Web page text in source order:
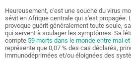
Heureusement, c'est une souche du virus
sévit en Afrique centrale qui s'est propagée.
provoque guérit généralement toute seule,
qui servent à soulager les symptômes. Sa
compte 59 morts dans le monde entre mai
représente que 0,07 % des cas déclarés,
immunodéprimées et/ou éloignées des